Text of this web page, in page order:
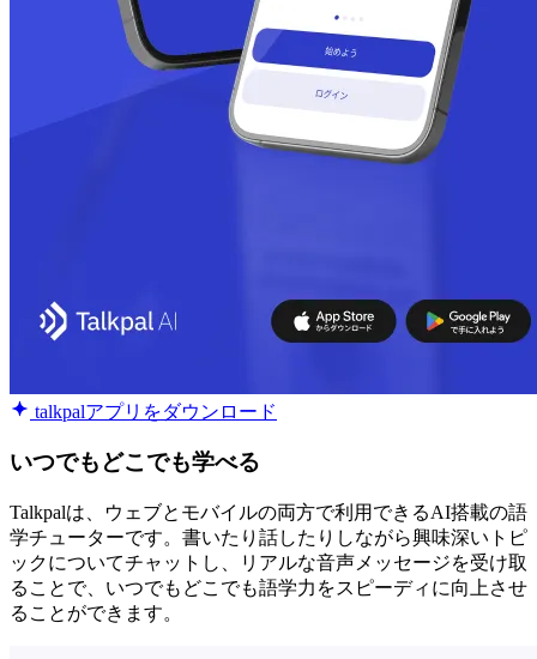
talkpalアプリをダウンロード
いつでもどこでも学べる
Talkpalは、ウェブとモバイルの両方で利用できるAI搭載の語
学チューターです。書いたり話したりしながら興味深いトピ
ックについてチャットし、リアルな音声メッセージを受け取
ることで、いつでもどこでも語学力をスピーディに向上させ
ることができます。